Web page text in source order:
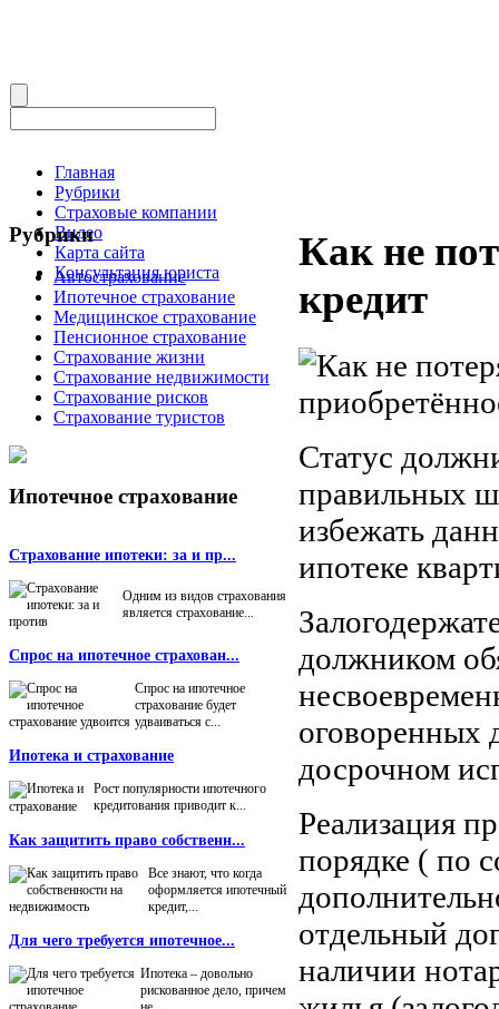
Главная
Рубрики
Страховые компании
Видео
Карта сайта
Консультация юриста
Рубрики
Автострахование
Ипотечное страхование
Медицинское страхование
Пенсионное страхование
Страхование жизни
Страхование недвижимости
Страхование рисков
Страхование туристов
Ипотечное страхование
Страхование ипотеки: за и пр...
Одним из видов страхования
является страхование...
Спрос на ипотечное страхован...
Спрос на ипотечное
страхование будет
удваиваться с...
Ипотека и страхование
Рост популярности ипотечного
кредитования приводит к...
Как защитить право собственн...
Все знают, что когда
оформляется ипотечный
кредит,...
Для чего требуется ипотечное...
Ипотека – довольно
рискованное дело, причем
Как не
кредит
Статус
правильных
избежать
ипотеке
должником
оговоренных
досрочном
Реализация
порядке ( по
отдельный
наличии